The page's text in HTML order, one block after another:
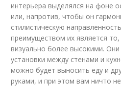
интерьера выделялся на фоне
или, напротив, чтобы он
стилистическую
преимуществом их является
визуально более высокими.
установки между стенами и
можно будет выносить еду и
руками, и при этом вам ничто